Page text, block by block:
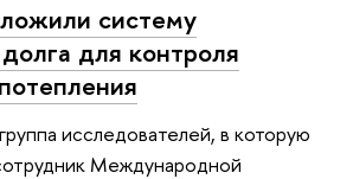
систему
для контроля
исследователей, в которую
Международной